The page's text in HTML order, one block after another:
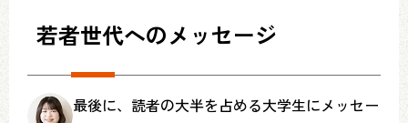
若者世代へのメッセージ
最後に、読者の大半を占める大学生にメッセー